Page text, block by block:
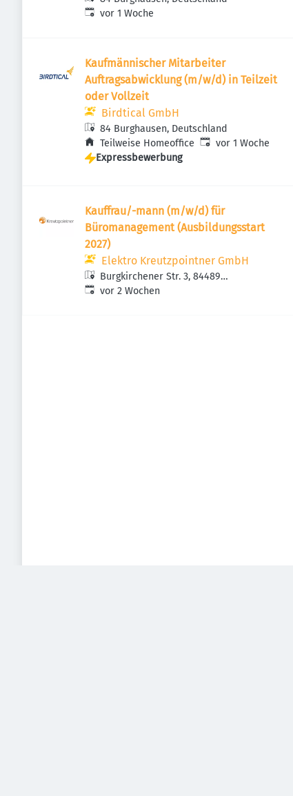
Veröffentlicht:
vor 1 Woche
Kaufmännischer Mitarbeiter
Auftragsabwicklung (m/w/d) in Teilzeit
oder Vollzeit
Birdtical GmbH
84 Burghausen, Deutschland
Teilweise Homeoffice Veröffentlicht:
vor 1 Woche
Expressbewerbung
Kauffrau/-mann (m/w/d) für
Büromanagement (Ausbildungsstart
2027)
Elektro Kreutzpointner GmbH
Burgkirchener Str. 3, 84489
Burghausen, Deutschland
Veröffentlicht:
vor 2 Wochen